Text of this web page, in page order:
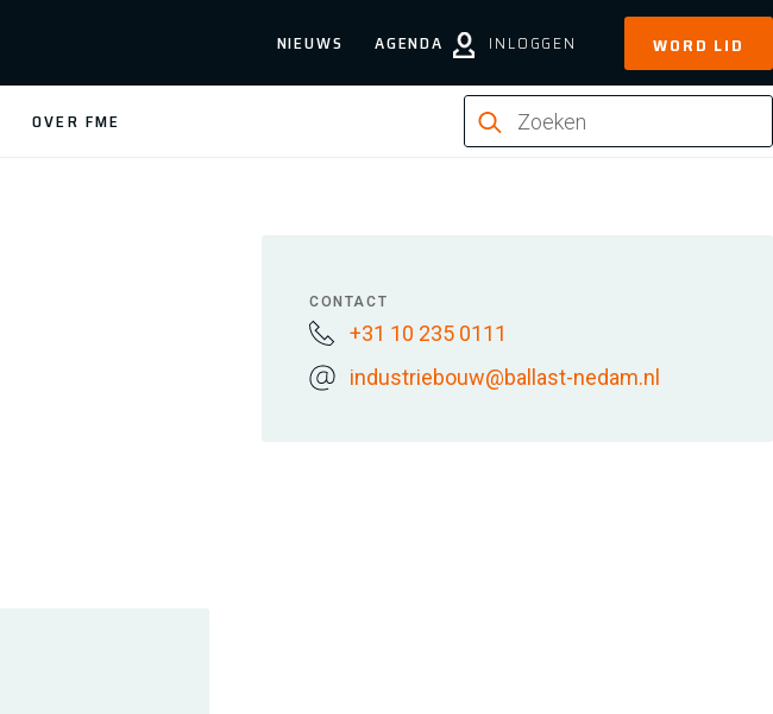
NIEUWS AGENDA INLOGGEN WORD LID
OVER FME
CONTACT
+31 10 235 0111
industriebouw@ballast-nedam.nl